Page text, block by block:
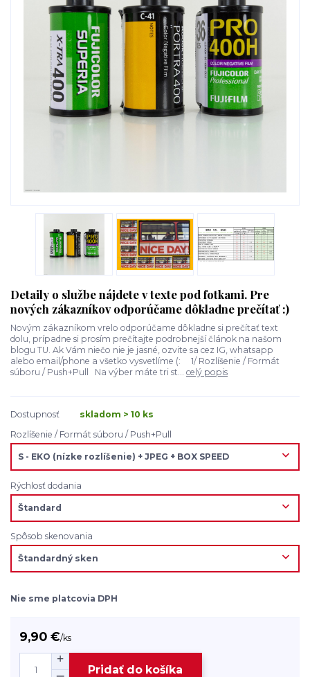
Detaily o službe nájdete v texte pod fotkami. Pre
nových zákazníkov odporúčame dôkladne prečítať :)
Novým zákazníkom vrelo odporúčame dôkladne si prečítať text
dolu, prípadne si prosím prečítajte podrobnejší článok na našom
blogu TU. Ak Vám niečo nie je jasné, ozvite sa cez IG, whatsapp
alebo email/phone a všetko vysvetlíme (: 1/ Rozlíšenie / Formát
súboru / Push+Pull Na výber máte tri st... celý popis
Dostupnosť
skladom > 10 ks
Rozlíšenie / Formát súboru / Push+Pull
Rýchlosť dodania
Spôsob skenovania
Nie sme platcovia DPH
9,90 €/ks
Pridať do košíka